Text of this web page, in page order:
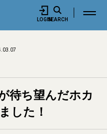
LOGINSEARCH
待ち望んだホカ
した！